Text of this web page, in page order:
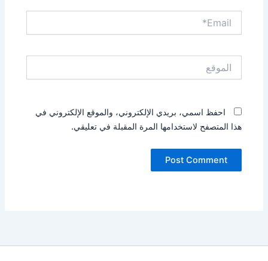
احفظ اسمي، بريدي الإلكتروني، والموقع الإلكتروني في
هذا المتصفح لاستخدامها المرة المقبلة في تعليقي.